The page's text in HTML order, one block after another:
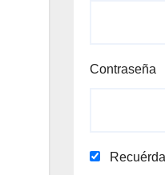
Contraseña